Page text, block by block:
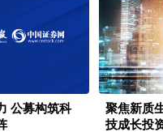
公募构筑科
聚焦新质
技成长投